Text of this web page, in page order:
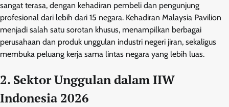
sangat terasa, dengan kehadiran pembeli dan pengunjung
profesional dari lebih dari 15 negara. Kehadiran Malaysia Pavilion
menjadi salah satu sorotan khusus, menampilkan berbagai
perusahaan dan produk unggulan industri negeri jiran, sekaligus
membuka peluang kerja sama lintas negara yang lebih luas.
2. Sektor Unggulan dalam IIW
Indonesia 2026